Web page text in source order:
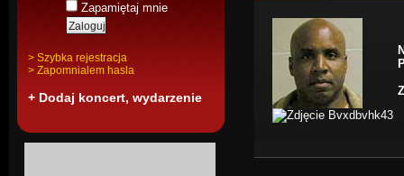
Zapamiętaj mnie
> Szybka rejestracja
> Zapomnialem hasla
+ Dodaj koncert, wydarzenie